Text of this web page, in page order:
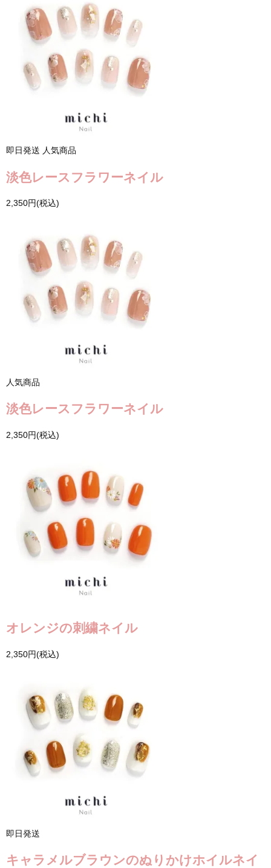
即日発送 人気商品
淡色レースフラワーネイル
2,350円(税込)
人気商品
淡色レースフラワーネイル
2,350円(税込)
オレンジの刺繍ネイル
2,350円(税込)
即日発送
キャラメルブラウンのぬりかけホイルネイ